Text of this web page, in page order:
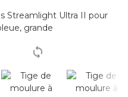
ce
produit.
Lien
page.